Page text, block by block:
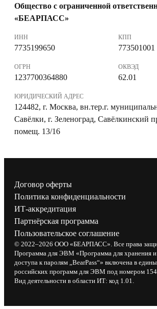
Общество с ограниченной
«БЕАРПАСС»
ИНН
7735199650
КПП
773501001
ОГРН
1237700364880
ОКВЭД
62.01
ЮРИДИЧЕСКИЙ АДРЕС
124482, г. Москва, вн.тер.г.
Савёлки, г. Зеленоград, Савёлкинский
помещ. 13/16
Договор оферты
Политика конфиденциальности
ИТ-аккредитация
Партнёрская программа
Пользовательское соглашение
© 2022–2026 ООО «БЕАРПАСС». Все права
Программа для ЭВМ «Программа для хранения и
доступа к паролям „BearPass“» включена в
российских программ для ЭВМ под номером
Вид деятельности в области ИТ: код 1.01.